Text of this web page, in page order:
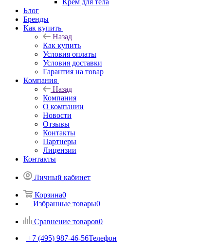
Крем для тела
Блог
Бренды
Как купить
Назад
Как купить
Условия оплаты
Условия доставки
Гарантия на товар
Компания
Назад
Компания
О компании
Новости
Отзывы
Контакты
Партнеры
Лицензии
Контакты
Личный кабинет
Корзина0
Избранные товары0
Сравнение товаров0
+7 (495) 987-46-56Телефон